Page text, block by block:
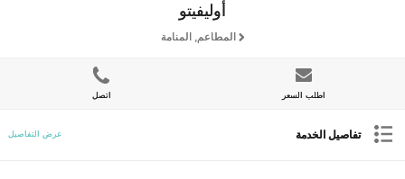
أوليفيتو
المطاعم, المنامة
اطلب السعر اتصل
تفاصيل الخدمة عرض التفاصيل